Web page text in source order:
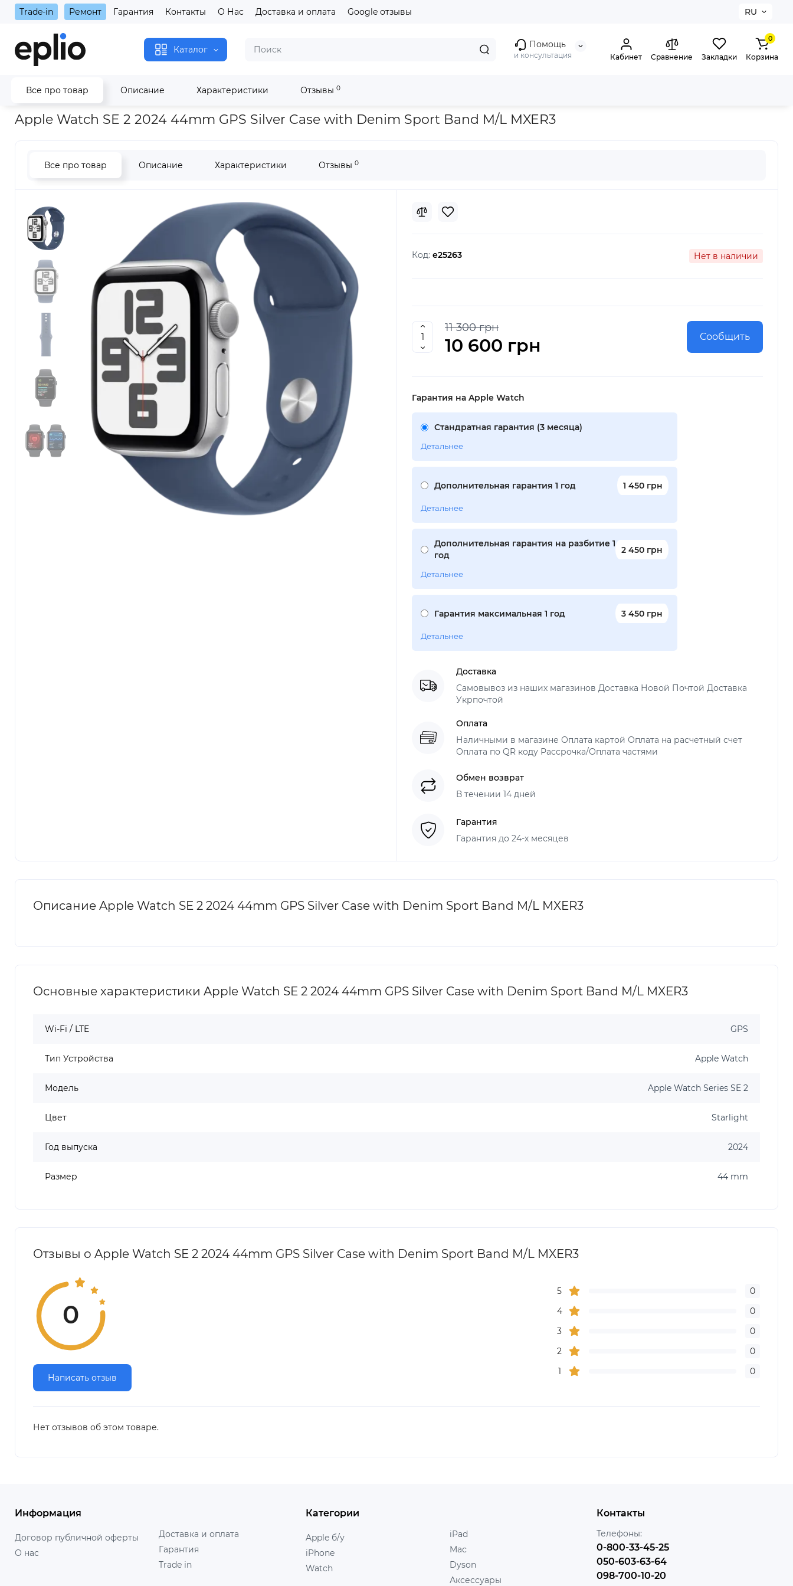
Trade-in Ремонт Гарантия Контакты О Нас Доставка и оплата Google отзывы RU
Каталог Помощь
и консультация Кабинет Сравнение Закладки
0
Корзина
Все про товар Описание Характеристики Отзывы 0
Главная Apple Watch SE 2 2024 44mm GPS Silver Case with Denim Sport Band M/L MXER3
Apple Watch SE 2 2024 44mm GPS Silver Case with Denim Sport Band M/L MXER3
Все про товар Описание Характеристики Отзывы 0
Код: e25263 Нет в наличии
11 300 грн
10 600 грн Сообщить
Гарантия на Apple Watch
Стандратная гарантия (3 месяца)
Детальнее
Дополнительная гарантия 1 год 1 450 грн
Детальнее
Дополнительная гарантия на разбитие 1
год
2 450 грн
Детальнее
Гарантия максимальная 1 год 3 450 грн
Детальнее
Доставка
Самовывоз из наших магазинов Доставка Новой Почтой Доставка
Укрпочтой
Оплата
Наличными в магазине Оплата картой Оплата на расчетный счет
Оплата по QR коду Рассрочка/Оплата частями
Обмен возврат
В течении 14 дней
Гарантия
Гарантия до 24-х месяцев
Описание Apple Watch SE 2 2024 44mm GPS Silver Case with Denim Sport Band M/L MXER3
Основные характеристики Apple Watch SE 2 2024 44mm GPS Silver Case with Denim Sport Band M/L MXER3
Wi-Fi / LTE GPS
Тип Устройства Apple Watch
Модель Apple Watch Series SE 2
Цвет Starlight
Год выпуска 2024
Размер 44 mm
Отзывы о Apple Watch SE 2 2024 44mm GPS Silver Case with Denim Sport Band M/L MXER3
0
Написать отзыв
5
0
4
0
3
0
2
0
1
0
Нет отзывов об этом товаре.
Информация
Договор публичной оферты
О нас
Доставка и оплата
Гарантия
Trade in
Категории
Apple б/у
iPhone
Watch
iPad
Mac
Dyson
Аксессуары
Контакты
Телефоны:
0-800-33-45-25
050-603-63-64
098-700-10-20